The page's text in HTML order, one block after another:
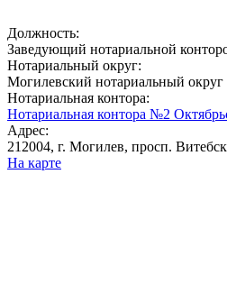
Должность:
Заведующий нотариальной
Нотариальный округ:
Могилевский нотариальный округ
Нотариальная контора:
Нотариальная контора №2
Адрес:
212004, г. Могилев, просп.
На карте